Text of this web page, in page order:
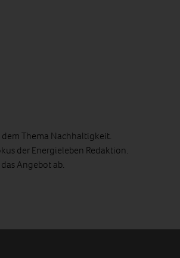
Thema Nachhaltigkeit.
der Energieleben Redaktion.
Angebot ab.